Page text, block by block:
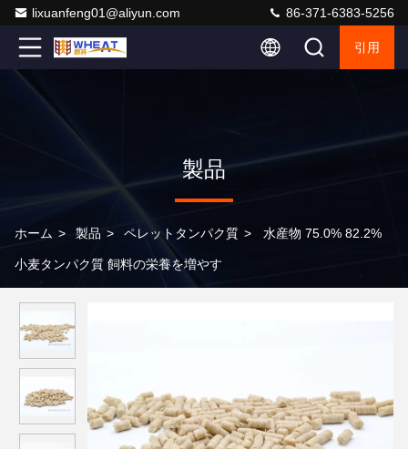
lixuanfeng01@aliyun.com 86-371-6383-5256
引用
製品
ホーム > 製品 > ペレットタンパク質 > 水産物 75.0% 82.2%
小麦タンパク質 飼料の栄養を増やす